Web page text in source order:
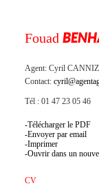
Fouad
Agent: Cyril
Contact:
Tél : 01 47 23 05 46
Télécharger le PDF
Envoyer par email
Imprimer
Ouvrir dans un
CV